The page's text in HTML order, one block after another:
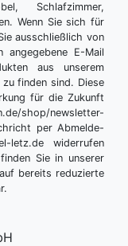
Schlafzimmer,
Wenn Sie sich für
ausschließlich von
E-Mail
aus unserem
finden sind. Diese
für die Zukunft
shop/newsletter-
per Abmelde-
letz.de widerrufen
Sie in unserer
bereits reduzierte